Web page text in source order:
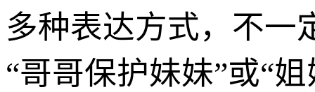
多种表达方式，不一
“哥哥保护妹妹”或“